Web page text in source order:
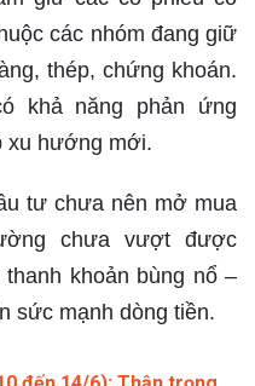
các nhóm đang giữ
thép, chứng khoán.
khả năng phản ứng
xu hướng mới.
tư chưa nên mở mua
chưa vượt được
khoản bùng nổ –
sức mạnh dòng tiền.